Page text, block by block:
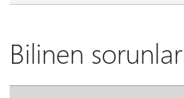
Bilinen sorunlar